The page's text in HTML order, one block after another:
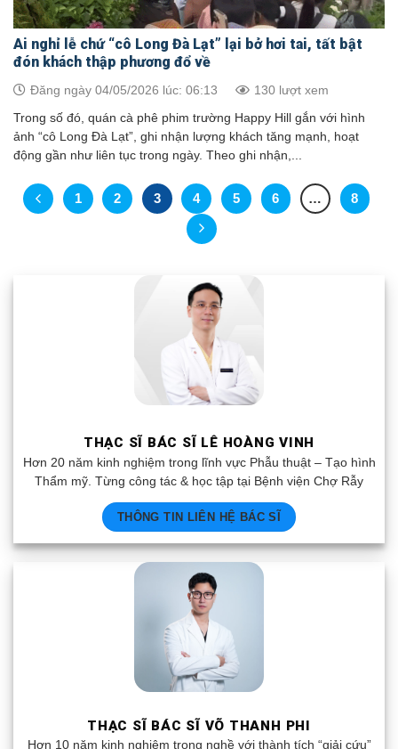
Ai nghỉ lễ chứ “cô Long Đà Lạt” lại bở hơi tai, tất bật
đón khách thập phương đổ về
Đăng ngày 04/05/2026 lúc: 06:13 130 lượt xem
Trong số đó, quán cà phê phim trường Happy Hill gắn với hình
ảnh “cô Long Đà Lạt”, ghi nhận lượng khách tăng mạnh, hoạt
động gần như liên tục trong ngày. Theo ghi nhận,...
1 2 3 4 5 6 … 8
THẠC SĨ BÁC SĨ LÊ HOÀNG VINH
Hơn 20 năm kinh nghiệm trong lĩnh vực Phẫu thuật – Tạo hình
Thẩm mỹ. Từng công tác & học tập tại Bệnh viện Chợ Rẫy
THÔNG TIN LIÊN HỆ BÁC SĨ
THẠC SĨ BÁC SĨ VÕ THANH PHI
Hơn 10 năm kinh nghiệm trong nghề với thành tích “giải cứu”